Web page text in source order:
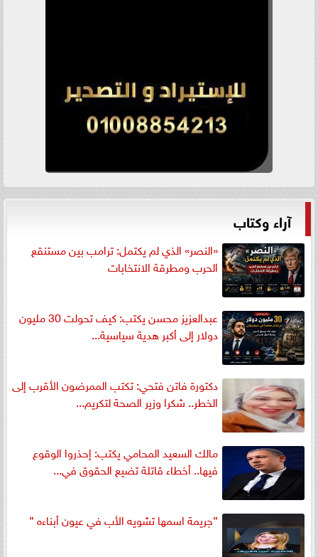
آراء وكتاب
«النصر» الذي لم يكتمل: ترامب بين مستنقع
الحرب ومطرقة الانتخابات
عبدالعزيز محسن يكتب: كيف تحولت 30 مليون
دولار إلى أكبر هدية سياسية...
دكتورة فاتن فتحي: تكتب الممرضون الأقرب إلى
الخطر.. شكرا وزير الصحة لتكريم...
مالك السعيد المحامي يكتب: إحذروا الوقوع
فيها.. أخطاء قاتلة تضيع الحقوق في...
”جريمة اسمها تشويه الأب في عيون أبناءه ”